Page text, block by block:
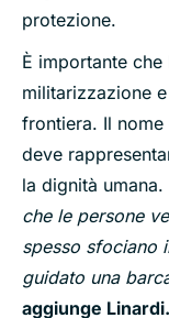
protezione.
È importante
militarizzazione
frontiera. Il nome
deve
la dignità umana.
che le persone
spesso sfociano
guidato una
aggiunge Linardi.